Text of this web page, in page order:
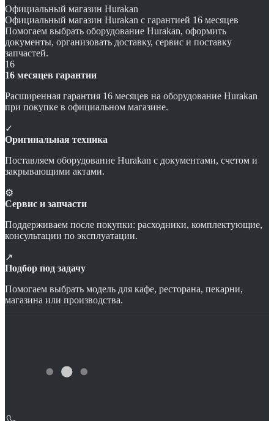
Официальный магазин Hurakan
Официальный магазин Hurakan с гарантией 16 месяцев
Помогаем выбрать оборудование Hurakan, оформить
документы, организовать доставку, сервис и поставку
запчастей.
16
16 месяцев гарантии
Расширенная гарантия 16 месяцев на оборудование Hurakan
при покупке в официальном магазине.
✓
Оригинальная техника
Поставляем оборудование Hurakan с документами, счетом и
закрывающими актами.
⚙
Сервис и запчасти
Поддерживаем после покупки: расходники, комплектующие,
консультации по эксплуатации.
↗
Подбор под задачу
Помогаем выбрать модель для кафе, ресторана, пекарни,
магазина или производства.